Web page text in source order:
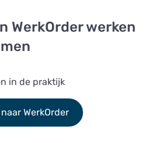
WerkOrder werken
in de praktijk
naar WerkOrder